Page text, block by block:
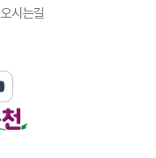
오시는길